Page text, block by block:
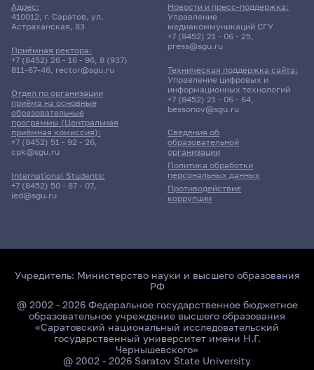
Адрес:
410012, г. Саратов, ул.
Астраханская, 83
Приёмная ректора:
+7 (8452) 26 - 16 - 96, 8 (937)
811-67-46, rector@sgu.ru
Отдел по организации
приёма на основные
образовательные
программы (Центральная
приёмная комиссия):
+7 (8452) 51 - 92 - 26,
cpk@sgu.ru
International Students:
+7 (8452) 50 - 87 - 07,
ied@sgu.ru
Сведения об
образовательной
организации
Политика обработки
персональных данных
Противодействие
коррупции
Новости и пресс-поддержка:
Управление
медиакоммуникаций СГУ
+7 (8452) 21 - 06 - 25,
press@sgu.ru
Техническая поддержка сайта:
Управление цифровых и
информационных технологий
+7 (8452) 21 - 06 - 64,
bessonov@sgu.ru
Учредитель: Министерство науки и высшего образования
РФ
@ 2002 - 2026 Федеральное государственное бюджетное
образовательное учреждение высшего образования
«Саратовский национальный исследовательский
государственный университет имени Н.Г.
Чернышевского»
@ 2002 - 2026 Saratov State University